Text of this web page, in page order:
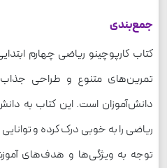
جمع‌بندی
کتاب کارپوچینو ریاضی چهارم
تمرین‌های متنوع و طراحی
دانش‌آموزان است. این کتاب به
ریاضی را به خوبی درک کرده و
توجه به ویژگی‌ها و هدف‌های